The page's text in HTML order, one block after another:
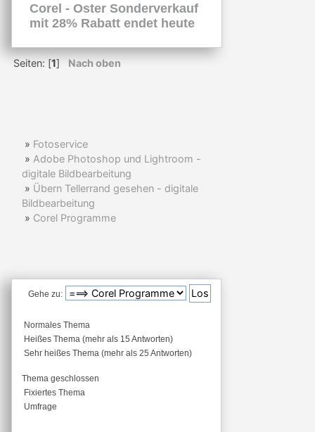
Corel - Oster Sonderverkauf
mit 28% Rabatt endet heute
Seiten: [1] Nach oben
» Fotoservice
» Adobe Photoshop und Lightroom -
digitale Bildbearbeitung
» Übern Tellerrand gesehen - digitale
Bildbearbeitung
» Corel Programme
Gehe zu:
Normales Thema
Heißes Thema (mehr als 15 Antworten)
Sehr heißes Thema (mehr als 25 Antworten)
Thema geschlossen
Fixiertes Thema
Umfrage